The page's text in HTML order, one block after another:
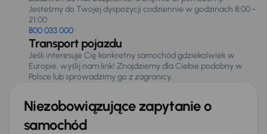
Jesteśmy do Twojej dyspozycji codziennie w godzinach 8:00 -
21:00
800 033 000
Transport pojazdu
Jeśli interesuje Cię konkretny samochód gdziekolwiek w
Europie, wyślij nam link! Znajdziemy dla Ciebie podobny w
Polsce lub sprowadzimy go z zagranicy.
Niezobowiązujące zapytanie o
samochód